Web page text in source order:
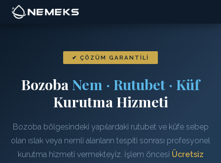
✔ ÇÖZÜM GARANTILI
Bozoba Nem · Rutubet · Küf
Kurutma Hizmeti
Bozoba bölgesindeki yapılardaki rutubet ve küfe sebep
olan ıslak veya nemli alanların tespiti sonrası profesyonel
kurutma hizmeti vermekteyiz. İşlem öncesi Ücretsiz